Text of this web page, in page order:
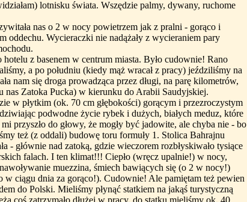
lotnisku świata. Wszędzie palmy, dywany, ruchome
nas o 2 w nocy powietrzem jak z pralni - gorąco i
oddechu. Wycieraczki nie nadążały z wycieraniem pary
hotelu z basenem w centrum miasta. Było cudownie! Rano
a po południu (kiedy mąż wracał z pracy) jeździliśmy na
nam się droga prowadząca przez długi, na parę kilometrów,
nas Zatoka Pucka) w kierunku do Arabii Saudyjskiej.
w płytkim (ok. 70 cm głębokości) gorącym i przezroczystym
podwodne życie rybek i dużych, białych meduz, które
przyszło do głowy, że mogły być jadowite, ale chyba nie - bo
też (z oddali) budowę toru formuły 1. Stolica Bahrajnu
- głównie nad zatoką, gdzie wieczorem rozbłyskiwało tysiące
falach. I ten klimat!!! Ciepło (wręcz upalnie!) w nocy,
muezzina, śmiech bawiących się (o 2 w nocy!)
w ciągu dnia za gorąco!). Cudownie! Ale pamiętam też pewien
do Polski. Mieliśmy płynąć statkiem na jakąś turystyczną
coś zatrzymało dłużej w pracy, do statku mieliśmy ok. 40